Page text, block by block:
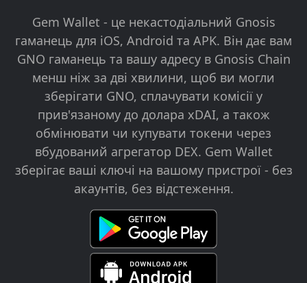
Gem Wallet - це некастодіальний Gnosis
гаманець для iOS, Android та APK. Він дає вам
GNO гаманець та вашу адресу в Gnosis Chain
менш ніж за дві хвилини, щоб ви могли
зберігати GNO, сплачувати комісії у
прив'язаному до долара xDAI, а також
обмінювати чи купувати токени через
вбудований агрегатор DEX. Gem Wallet
зберігає ваші ключі на вашому пристрої - без
акаунтів, без відстеження.